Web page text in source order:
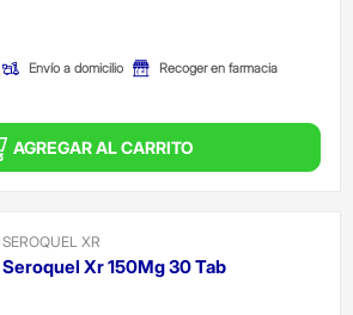
Envío a domicilio Recoger en farmacia
AGREGAR AL CARRITO
SEROQUEL XR
Seroquel Xr 150Mg 30 Tab